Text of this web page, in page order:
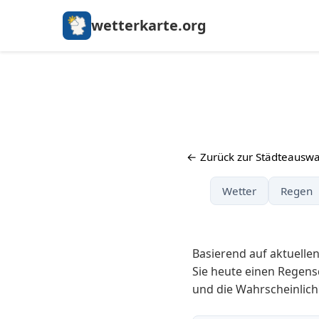
wetterkarte.org
← Zurück zur
Wetter Regen
Basierend auf
Sie heute einen
und die